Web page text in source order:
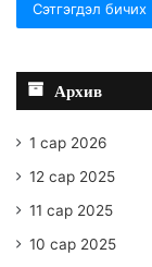
Архив
1 сар 2026
12 сар 2025
11 сар 2025
10 сар 2025